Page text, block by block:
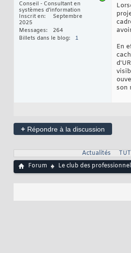
Conseil - Consultant en
systèmes d'information
Inscrit en
Septembre
2025
Messages
264
Billets dans le blog
1
En
son
+ Répondre à la discussion
Actualités
Forum
Le club des